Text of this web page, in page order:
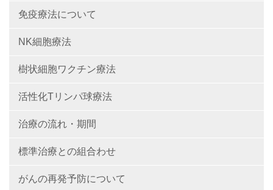
免疫療法について
NK細胞療法
樹状細胞ワクチン療法
活性化Tリンパ球療法
治療の流れ・期間
標準治療との組合わせ
がんの再発予防について